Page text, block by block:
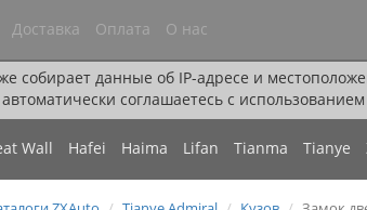
собирает данные об IP-адресе и
соглашаетесь с
Доставка Оплата О нас
Wall Hafei Haima Lifan Tianma Tianye